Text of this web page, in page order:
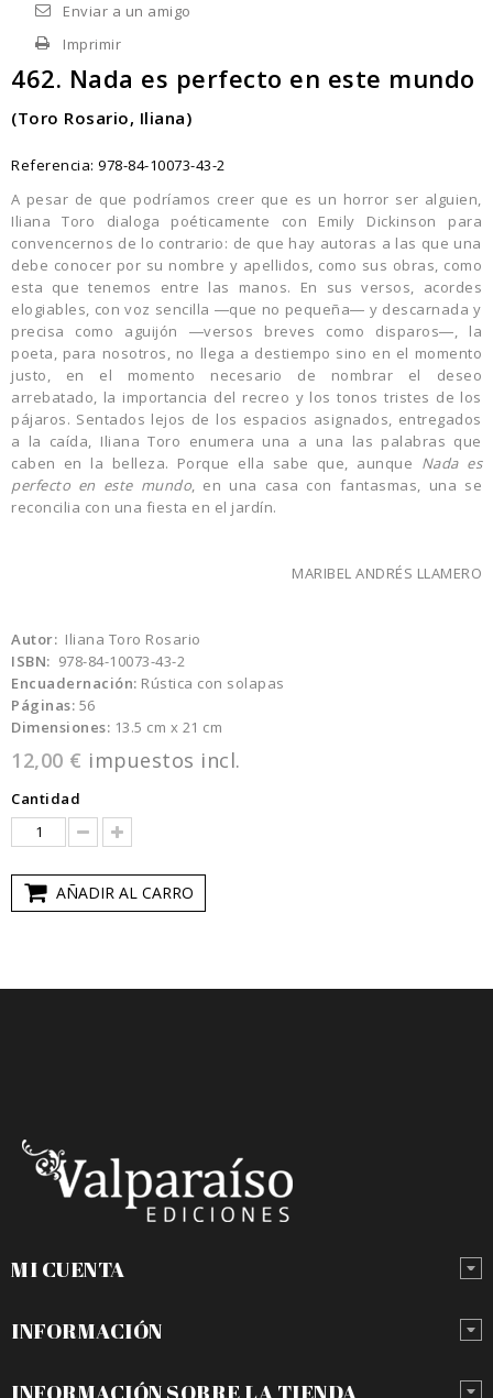
Enviar a un amigo
Imprimir
462. Nada es perfecto en este mundo
(Toro Rosario, Iliana)
Referencia: 978-84-10073-43-2
A pesar de que podríamos creer que es un horror ser alguien,
Iliana Toro dialoga poéticamente con Emily Dickinson para
convencernos de lo contrario: de que hay autoras a las que una
debe conocer por su nombre y apellidos, como sus obras, como
esta que tenemos entre las manos. En sus versos, acordes
elogiables, con voz sencilla ―que no pequeña― y descarnada y
precisa como aguijón ―versos breves como disparos―, la
poeta, para nosotros, no llega a destiempo sino en el momento
justo, en el momento necesario de nombrar el deseo
arrebatado, la importancia del recreo y los tonos tristes de los
pájaros. Sentados lejos de los espacios asignados, entregados
a la caída, Iliana Toro enumera una a una las palabras que
caben en la belleza. Porque ella sabe que, aunque Nada es
perfecto en este mundo, en una casa con fantasmas, una se
reconcilia con una fiesta en el jardín.
MARIBEL ANDRÉS LLAMERO
Autor: Iliana Toro Rosario
ISBN: 978-84-10073-43-2
Encuadernación: Rústica con solapas
Páginas: 56
Dimensiones: 13.5 cm x 21 cm
12,00 € impuestos incl.
Cantidad
AÑADIR AL CARRO
MI CUENTA
INFORMACIÓN